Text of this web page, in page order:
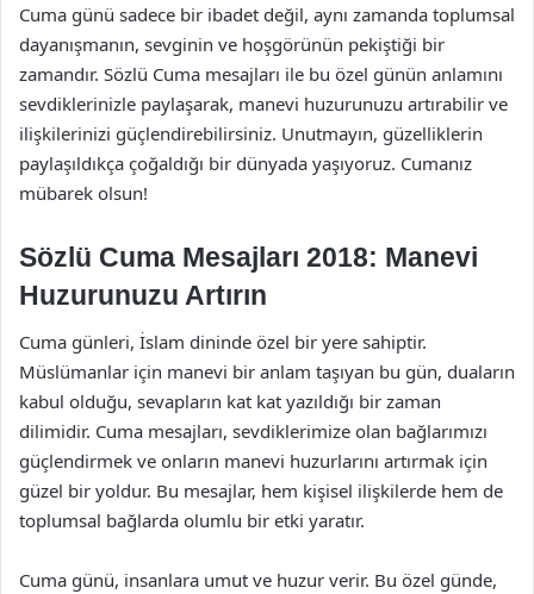
Cuma günü sadece bir ibadet değil, aynı zamanda toplumsal
dayanışmanın, sevginin ve hoşgörünün pekiştiği bir
zamandır. Sözlü Cuma mesajları ile bu özel günün anlamını
sevdiklerinizle paylaşarak, manevi huzurunuzu artırabilir ve
ilişkilerinizi güçlendirebilirsiniz. Unutmayın, güzelliklerin
paylaşıldıkça çoğaldığı bir dünyada yaşıyoruz. Cumanız
mübarek olsun!
Sözlü Cuma Mesajları 2018: Manevi
Huzurunuzu Artırın
Cuma günleri, İslam dininde özel bir yere sahiptir.
Müslümanlar için manevi bir anlam taşıyan bu gün, duaların
kabul olduğu, sevapların kat kat yazıldığı bir zaman
dilimidir. Cuma mesajları, sevdiklerimize olan bağlarımızı
güçlendirmek ve onların manevi huzurlarını artırmak için
güzel bir yoldur. Bu mesajlar, hem kişisel ilişkilerde hem de
toplumsal bağlarda olumlu bir etki yaratır.
Cuma günü, insanlara umut ve huzur verir. Bu özel günde,